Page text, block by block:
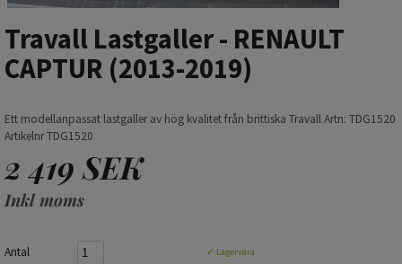
Travall Lastgaller - RENAULT
CAPTUR (2013-2019)
Ett modellanpassat lastgaller av hög kvalitet från brittiska Travall Artn: TDG1520
Artikelnr TDG1520
2 419 SEK
Inkl moms
Antal ✓ Lagervara